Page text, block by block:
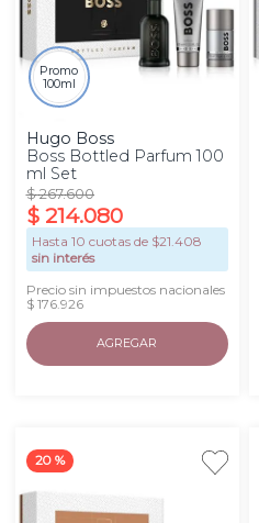
Promo
100ml
Hugo Boss
Boss Bottled Parfum 100
ml Set
$ 267.600
$ 214.080
Hasta 10 cuotas de $21.408
sin interés
Precio sin impuestos nacionales
$ 176.926
AGREGAR
20 %